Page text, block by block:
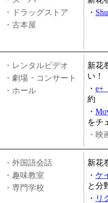
・ドラッグストア
・古本屋
・
・レンタルビデオ
・劇場・コンサート
・ホール
新花
い！
・ e+
約
・
をチ
・映
・外国語会話
・趣味教室
・専門学校
新花
・ ケ
と分
・ リ